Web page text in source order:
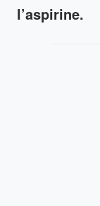
l’aspirine.